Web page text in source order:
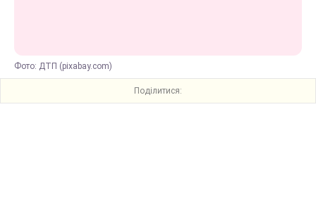
Фото: ДТП (pixabay.com)
Поділитися: